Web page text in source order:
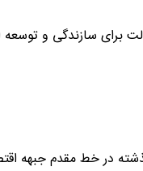
برای سازندگی و
داد: «فعالان بخش تولید طی بیش از